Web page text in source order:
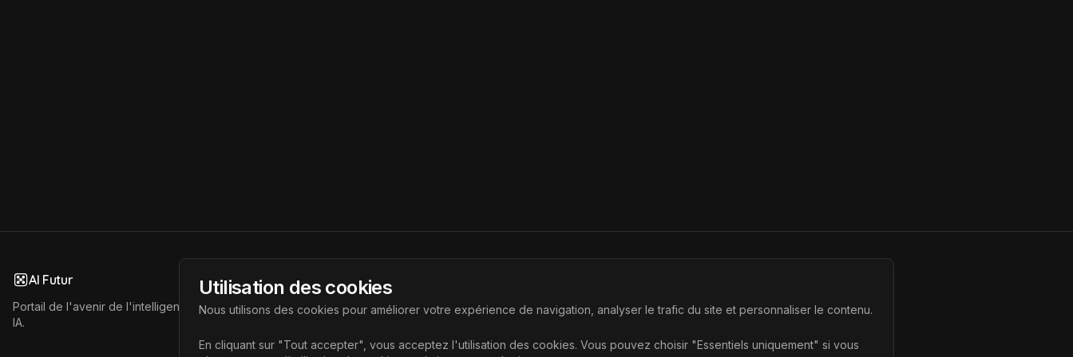
AI Futur
Portail de l'avenir de l'intelligence artificielle, vous aidant à découvrir les dernières technologies
IA.
Accueil
Catégories
Utilisation des cookies
Nous utilisons des cookies pour améliorer votre expérience de navigation, analyser le trafic du site et personnaliser le contenu.
En cliquant sur "Tout accepter", vous acceptez l'utilisation des cookies. Vous pouvez choisir "Essentiels uniquement" si vous